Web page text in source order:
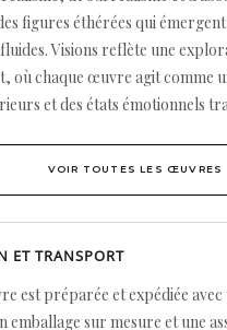
figures éthérées qui émergent
Visions reflète une
où chaque œuvre agit comme
et des états émotionnels
VOIR TOUTES LES ŒUVRES
ET TRANSPORT
est préparée et expédiée
emballage sur mesure et une